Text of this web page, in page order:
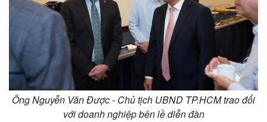
Ông Nguyễn Văn Được - Chủ tịch UBND TP.HCM trao đổi
với doanh nghiệp bên lề diễn đàn